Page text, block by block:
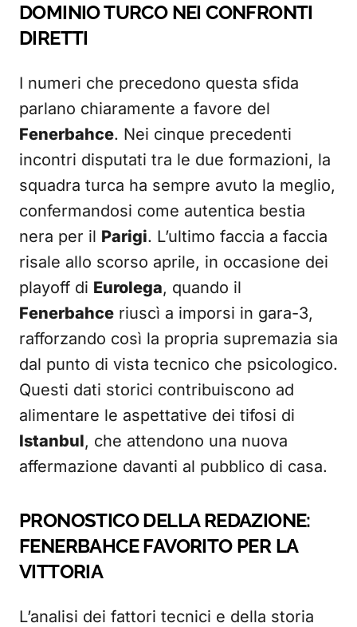
DOMINIO TURCO NEI CONFRONTI
DIRETTI
I numeri che precedono questa sfida
parlano chiaramente a favore del
Fenerbahce. Nei cinque precedenti
incontri disputati tra le due formazioni, la
squadra turca ha sempre avuto la meglio,
confermandosi come autentica bestia
nera per il Parigi. L’ultimo faccia a faccia
risale allo scorso aprile, in occasione dei
playoff di Eurolega, quando il
Fenerbahce riuscì a imporsi in gara-3,
rafforzando così la propria supremazia sia
dal punto di vista tecnico che psicologico.
Questi dati storici contribuiscono ad
alimentare le aspettative dei tifosi di
Istanbul, che attendono una nuova
affermazione davanti al pubblico di casa.
PRONOSTICO DELLA REDAZIONE:
FENERBAHCE FAVORITO PER LA
VITTORIA
L’analisi dei fattori tecnici e della storia